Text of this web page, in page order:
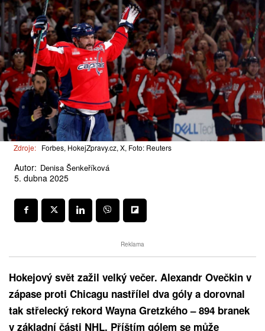
Zdroje: Forbes, HokejZpravy.cz, X, Foto: Reuters
Autor: Denisa Šenkeříková
5. dubna 2025
Reklama
Hokejový svět zažil velký večer. Alexandr Ovečkin v
zápase proti Chicagu nastřílel dva góly a dorovnal
tak střelecký rekord Wayna Gretzkého – 894 branek
v základní části NHL. Příštím gólem se může